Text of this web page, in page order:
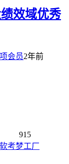
效域优秀
2年前
915